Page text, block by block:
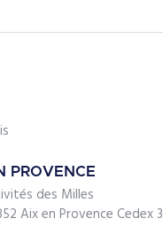
PROVENCE
des Milles
Aix en Provence Cedex 3